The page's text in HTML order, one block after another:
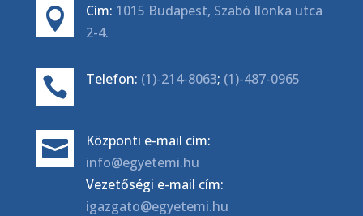
 Cím: 1015 Budapest, Szabó Ilonka utca
2-4.
 Telefon: (1)-214-8063; (1)-487-0965

Központi e-mail cím:
info@egyetemi.hu
Vezetőségi e-mail cím:
igazgato@egyetemi.hu